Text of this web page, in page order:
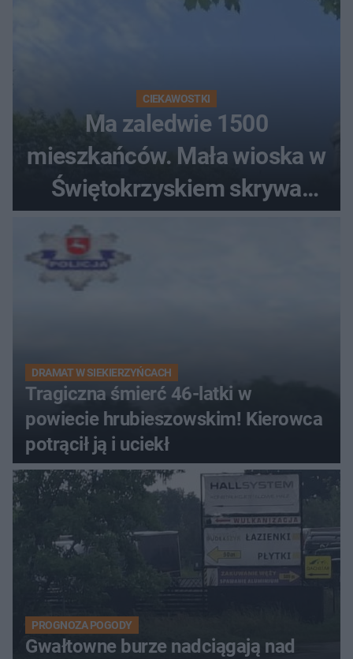
CIEKAWOSTKI
Ma zaledwie 1500
mieszkańców. Mała wioska w
Świętokrzyskiem skrywa
zabytki, bywał tu nawet król
DRAMAT W SIEKIERZYŃCACH
Tragiczna śmierć 46-latki w
powiecie hrubieszowskim! Kierowca
potrącił ją i uciekł
PROGNOZA POGODY
Gwałtowne burze nadciągają nad